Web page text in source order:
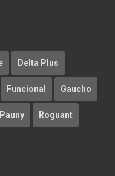
Delta Plus
Funcional Gaucho
Pauny Roguant